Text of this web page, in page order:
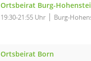
Ortsbeirat Burg-
19:30-21:55 Uhr Burg-
Ortsbeirat Born